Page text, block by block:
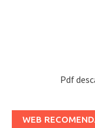
Pdf
WEB